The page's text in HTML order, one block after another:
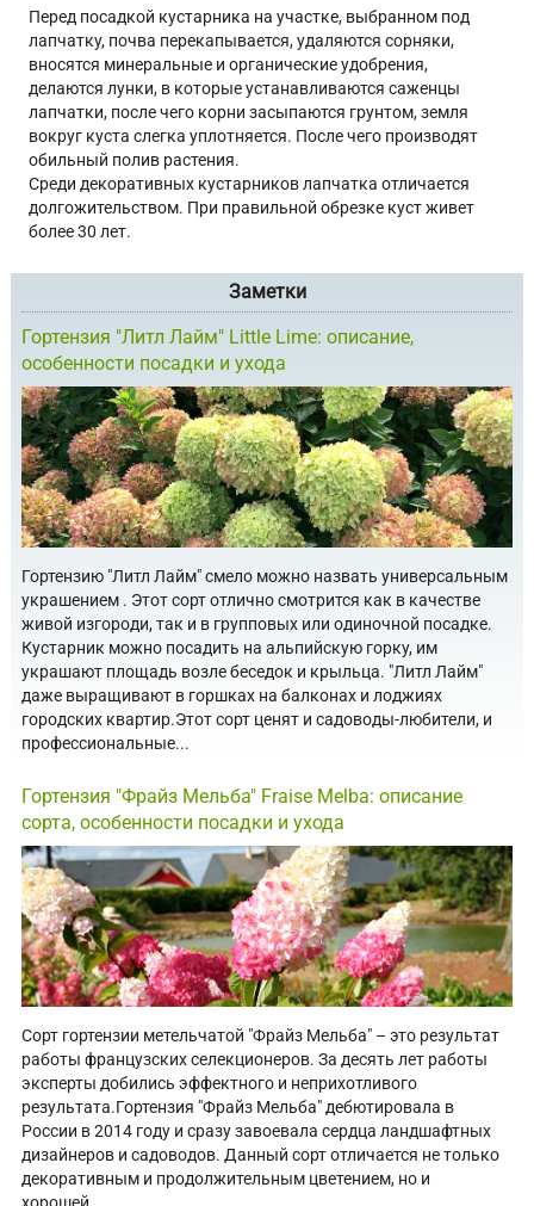
Перед посадкой кустарника на участке, выбранном под
лапчатку, почва перекапывается, удаляются сорняки,
вносятся минеральные и органические удобрения,
делаются лунки, в которые устанавливаются саженцы
лапчатки, после чего корни засыпаются грунтом, земля
вокруг куста слегка уплотняется. После чего производят
обильный полив растения.
Среди декоративных кустарников лапчатка отличается
долгожительством. При правильной обрезке куст живет
более 30 лет.
Заметки
Гортензия "Литл Лайм" Little Lime: описание,
особенности посадки и ухода
Гортензию "Литл Лайм" смело можно назвать универсальным
украшением . Этот сорт отлично смотрится как в качестве
живой изгороди, так и в групповых или одиночной посадке.
Кустарник можно посадить на альпийскую горку, им
украшают площадь возле беседок и крыльца. "Литл Лайм"
даже выращивают в горшках на балконах и лоджиях
городских квартир.Этот сорт ценят и садоводы-любители, и
профессиональные...
Гортензия "Фрайз Мельба" Fraise Melba: описание
сорта, особенности посадки и ухода
Сорт гортензии метельчатой "Фрайз Мельба" – это результат
работы французских селекционеров. За десять лет работы
эксперты добились эффектного и неприхотливого
результата.Гортензия "Фрайз Мельба" дебютировала в
России в 2014 году и сразу завоевала сердца ландшафтных
дизайнеров и садоводов. Данный сорт отличается не только
декоративным и продолжительным цветением, но и